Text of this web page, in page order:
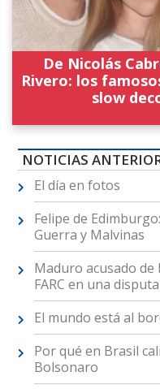
De Nicolás
Rivero: los
slow
NOTICIAS
El día en fotos
Felipe de
Guerra y Malvinas
Maduro acusado de
FARC en una
El mundo está al
Por qué en Brasil
Bolsonaro